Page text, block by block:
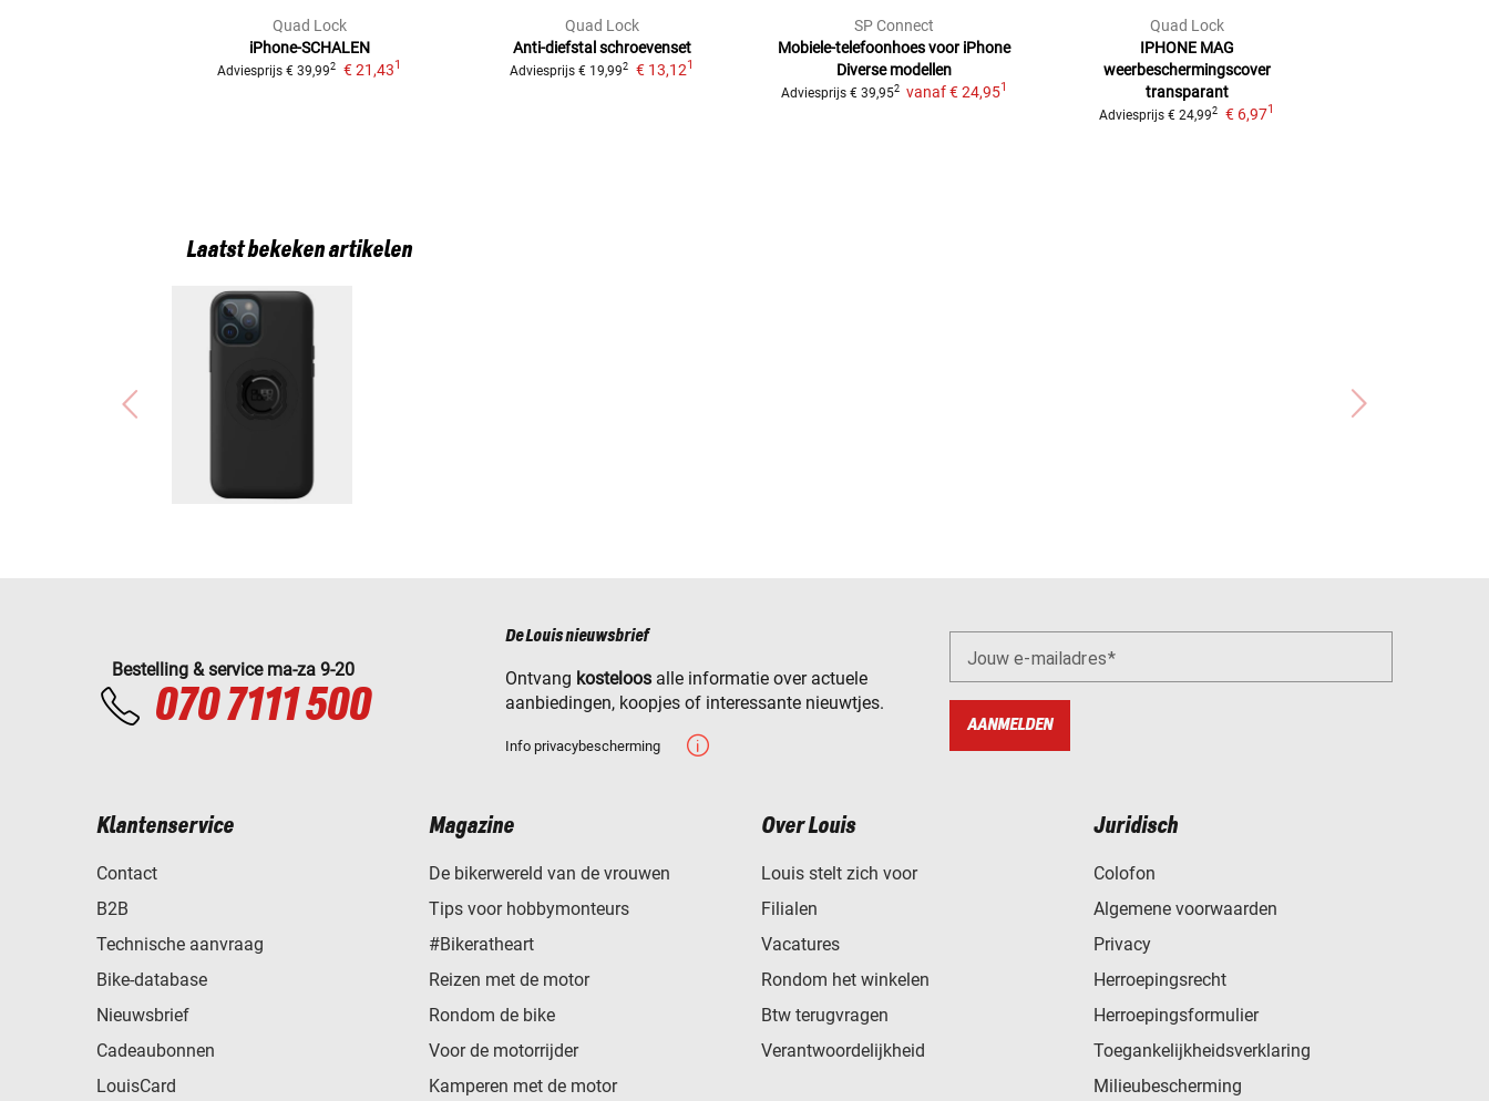
Quad Lock
iPhone-SCHALEN
Adviesprijs € 39,992 € 21,431
Quad Lock
Anti-diefstal schroevenset
Adviesprijs € 19,992 € 13,121
SP Connect
Mobiele-telefoonhoes voor iPhone
Diverse modellen
Adviesprijs € 39,952 vanaf€ 24,951
Quad Lock
IPHONE MAG
weerbeschermingscover
transparant
Adviesprijs € 24,992 € 6,971
Laatst bekeken artikelen
Bestelling & service ma-za 9-20
070 7111 500
De Louis nieuwsbrief
Ontvang kosteloos alle informatie over actuele
aanbiedingen, koopjes of interessante nieuwtjes.
Info privacybescherming
Jouw e-mailadres
AANMELDEN
Klantenservice
Contact
B2B
Technische aanvraag
Bike-database
Nieuwsbrief
Cadeaubonnen
LouisCard
Magazine
De bikerwereld van de vrouwen
Tips voor hobbymonteurs
#Bikeratheart
Reizen met de motor
Rondom de bike
Voor de motorrijder
Kamperen met de motor
Over Louis
Louis stelt zich voor
Filialen
Vacatures
Rondom het winkelen
Btw terugvragen
Verantwoordelijkheid
Juridisch
Colofon
Algemene voorwaarden
Privacy
Herroepingsrecht
Herroepingsformulier
Toegankelijkheidsverklaring
Milieubescherming